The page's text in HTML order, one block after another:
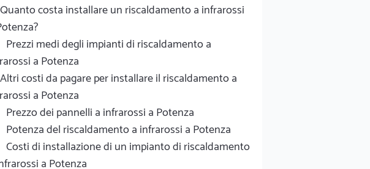
Quanto costa installare un riscaldamento a infrarossi
Prezzi medi degli impianti di riscaldamento a
a Potenza
Altri costi da pagare per installare il riscaldamento a
a Potenza
Prezzo dei pannelli a infrarossi a Potenza
Potenza del riscaldamento a infrarossi a Potenza
Costi di installazione di un impianto di riscaldamento
a Potenza